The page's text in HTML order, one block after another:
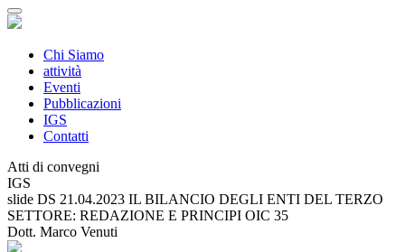
Chi Siamo
attività
Eventi
Pubblicazioni
IGS
Contatti
Atti di convegni
IGS
slide DS 21.04.2023 IL BILANCIO DEGLI ENTI DEL TERZO
SETTORE: REDAZIONE E PRINCIPI OIC 35
Dott. Marco Venuti